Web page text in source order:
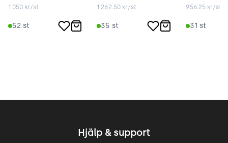
1 050 kr/st
52 st
1 262.50 kr/st
35 st
956.25kr/st
31 st
Hjälp & support